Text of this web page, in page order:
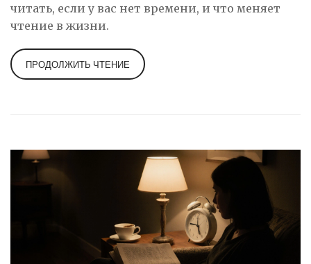
читать, если у вас нет времени, и что меняет
чтение в жизни.
ПРОДОЛЖИТЬ ЧТЕНИЕ